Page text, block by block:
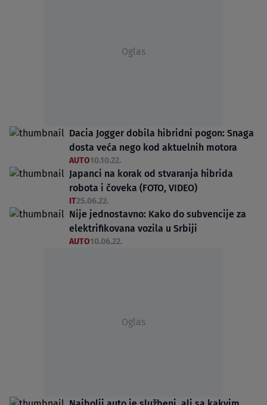
Oglas
Dacia Jogger dobila hibridni pogon: Snaga
dosta veća nego kod aktuelnih motora
AUTO10.10.22.
Japanci na korak od stvaranja hibrida
robota i čoveka (FOTO, VIDEO)
IT25.06.22.
Nije jednostavno: Kako do subvencije za
elektrifikovana vozila u Srbiji
AUTO10.06.22.
Oglas